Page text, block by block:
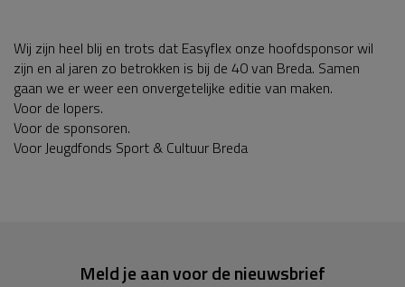
Wij zijn heel blij en trots dat Easyflex onze hoofdsponsor wil
zijn en al jaren zo betrokken is bij de 40 van Breda. Samen
gaan we er weer een onvergetelijke editie van maken.
Voor de lopers.
Voor de sponsoren.
Voor Jeugdfonds Sport & Cultuur Breda
Meld je aan voor de nieuwsbrief